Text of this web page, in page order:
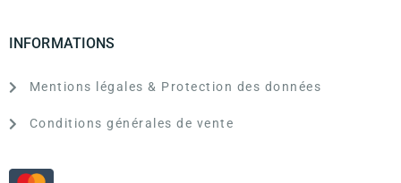
INFORMATIONS
Mentions légales & Protection des données
Conditions générales de vente